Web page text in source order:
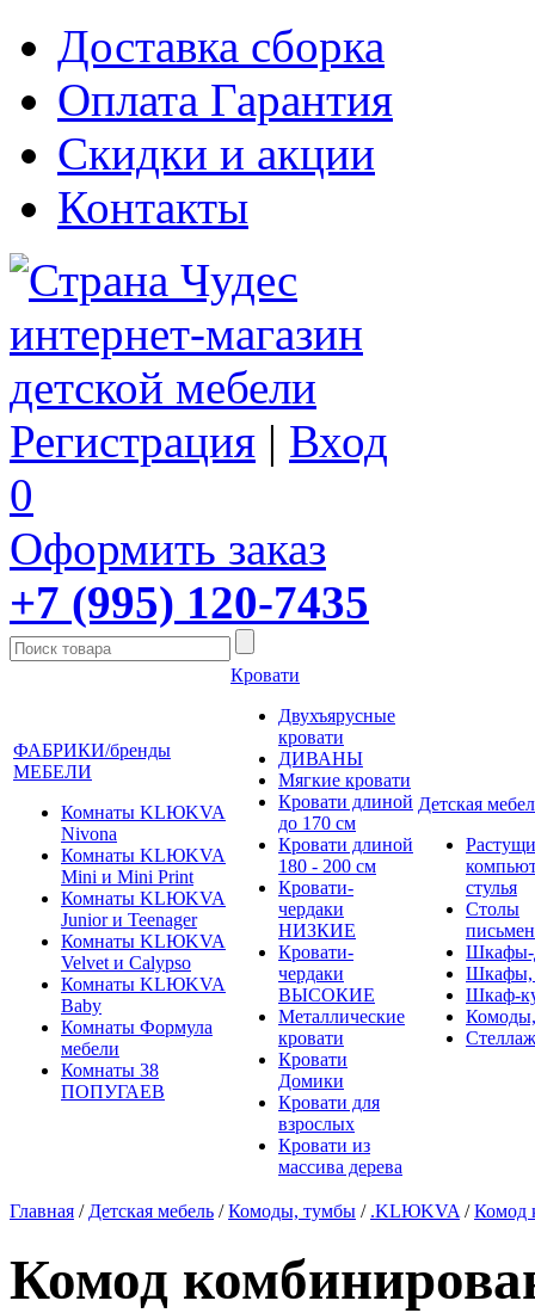
Доставка сборка
Оплата Гарантия
Скидки и акции
Контакты
Регистрация | Вход
0
Оформить заказ
+7 (995) 120-7435
ФАБРИКИ/бренды
МЕБЕЛИ
Комнаты KLЮKVA
Nivona
Комнаты KLЮKVA
Mini и Mini Print
Комнаты KLЮKVA
Junior и Teenager
Комнаты KLЮKVA
Velvet и Calypso
Комнаты KLЮKVA
Baby
Комнаты Формула
мебели
Комнаты 38
ПОПУГАЕВ
Кровати
Двухъярусные
кровати
ДИВАНЫ
Мягкие кровати
Кровати длиной
до 170 см
Кровати длиной
180 - 200 см
Кровати-
чердаки
НИЗКИЕ
Кровати-
чердаки
ВЫСОКИЕ
Металлические
кровати
Кровати
Домики
Кровати для
взрослых
Кровати из
массива дерева
Детская
стулья
Столы
Шкафы-
Шкафы,
Шкаф-
Главная / Детская мебель /Комоды, тумбы / .KLЮKVA /Комод
Комод